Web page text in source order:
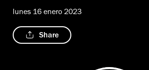
lunes 16 enero 2023
Share